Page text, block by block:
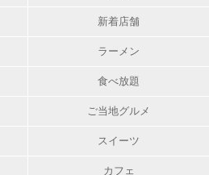
新着店舗
ラーメン
食べ放題
ご当地グルメ
スイーツ
カフェ